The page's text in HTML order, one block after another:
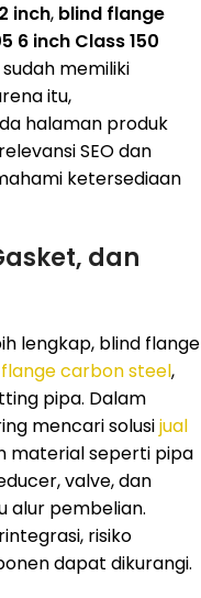
inch, blind flange
6 inch Class 150
memiliki
itu,
halaman produk
SEO dan
ketersediaan
dan
lengkap, blind flange
carbon steel,
pipa. Dalam
mencari solusijual
material seperti pipa
valve, dan
alur pembelian.
risiko
dapat dikurangi.